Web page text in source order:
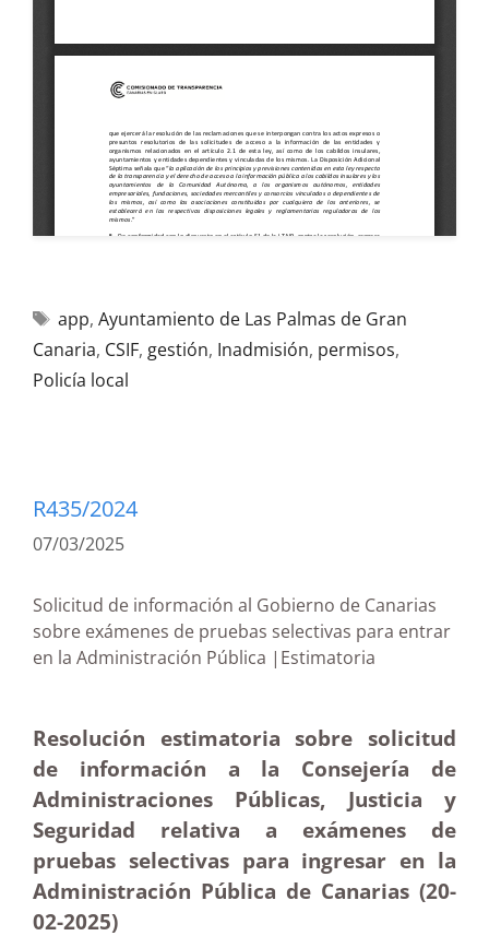
app, Ayuntamiento de Las Palmas de Gran
Canaria, CSIF, gestión, Inadmisión, permisos,
Policía local
R435/2024
07/03/2025
Solicitud de información al Gobierno de Canarias
sobre exámenes de pruebas selectivas para entrar
en la Administración Pública |Estimatoria
Resolución estimatoria sobre solicitud
de información a la Consejería de
Administraciones Públicas, Justicia y
Seguridad relativa a exámenes de
pruebas selectivas para ingresar en la
Administración Pública de Canarias (20-
02-2025)